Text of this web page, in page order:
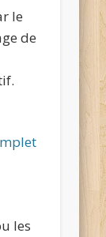
le
de
les